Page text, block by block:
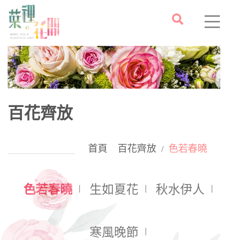
百花齊放
首頁 百花齊放 / 色若春曉
色若春曉 生如夏花 秋水伊人
寒風晚節